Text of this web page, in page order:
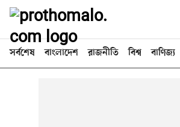
সর্বশেষ বাংলাদেশ রাজনীতি বিশ্ব বাণিজ্য